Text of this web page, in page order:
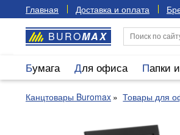
Главная Доставка и оплата
BUROMAX
Бумага Для офиса Папки
Канцтовары Buromax Товары для